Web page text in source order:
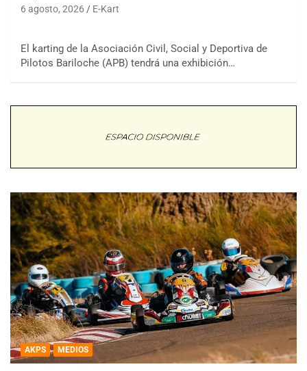
6 agosto, 2026 E-Kart
El karting de la Asociación Civil, Social y Deportiva de
Pilotos Bariloche (APB) tendrá una exhibición…
AKPS MEDIOS